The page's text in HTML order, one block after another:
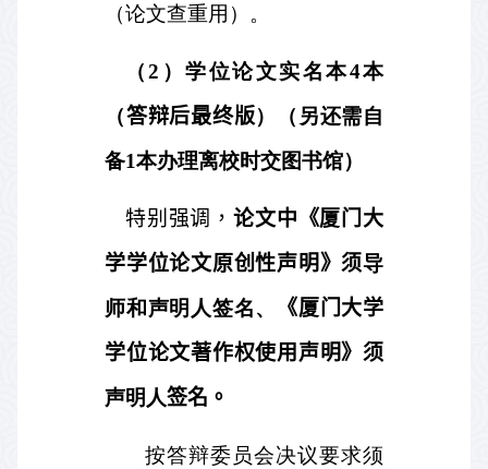
（论文查重用）。
（2 ）学位论文实名本4本
（答辩后最终版）（另还需自
备1本办理离校时交图书馆）
特别强调，论文中《厦门大
学学位论文原创性声明》须导
师和声明人签名、
《厦门大学
学位论文著作权使用声明》须
声明人签名。
按答辩委员会决议要求须